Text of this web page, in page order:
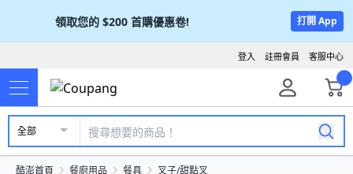
領取您的 $200 首購優惠卷! 打開 App
客服中心
註冊會員
登入
全部
酷澎首頁 餐廚用品 餐具 叉子/甜點叉